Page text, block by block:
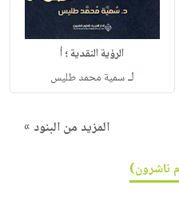
الرؤية النقدية ؛ أ
لـسمية محمد طليس
المزيد من البنود »
ناشرون)